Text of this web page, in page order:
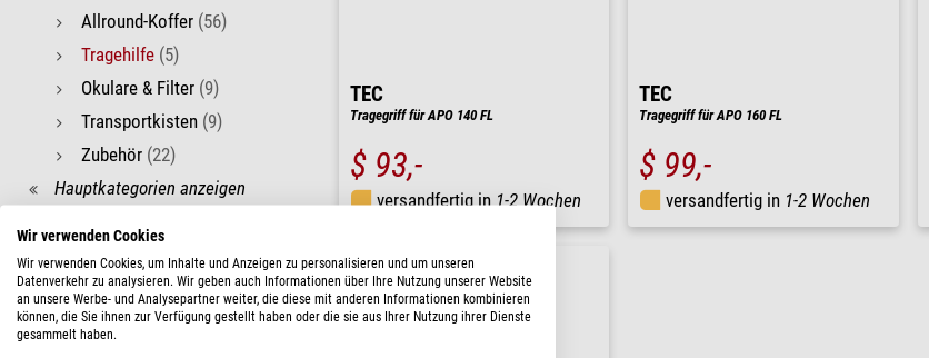
Allround-Koffer (56)
Tragehilfe (5)
Okulare & Filter (9)
Transportkisten (9)
Zubehör (22)
Hauptkategorien anzeigen
LIEFERBARKEIT
kurzfristig (5)
MARKEN
TEC(2)
TEC
Tragegriff für APO 140 FL
$ 93,-
versandfertig in 1-2 Wochen
TEC
Tragegriff für APO 160 FL
$ 99,-
versandfertig in 1-2 Wochen
Wir verwenden Cookies
Wir verwenden Cookies, um Inhalte und Anzeigen zu personalisieren und um unseren
Datenverkehr zu analysieren. Wir geben auch Informationen über Ihre Nutzung unserer Website
an unsere Werbe- und Analysepartner weiter, die diese mit anderen Informationen kombinieren
können, die Sie ihnen zur Verfügung gestellt haben oder die sie aus Ihrer Nutzung ihrer Dienste
gesammelt haben.